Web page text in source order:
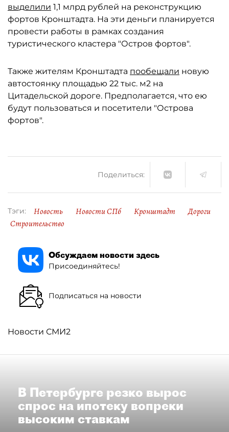
выделили 1,1 млрд рублей на реконструкцию
фортов Кронштадта. На эти деньги планируется
провести работы в рамках создания
туристического кластера "Остров фортов".
Также жителям Кронштадта пообещали новую
автостоянку площадью 22 тыс. м2 на
Цитадельской дороге. Предполагается, что ею
будут пользоваться и посетители "Острова
фортов".
Поделиться:
Тэги: Новость Новости СПб Кронштадт
Дороги
Строительство
Обсуждаем новости здесь
Присоединяйтесь!
Подписаться на новости
Новости СМИ2
В Петербурге резко вырос
спрос на ипотеку вопреки
высоким ставкам